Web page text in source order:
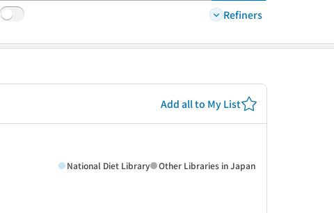
Refiners
Add all to My List
National Diet Library Other Libraries in Japan